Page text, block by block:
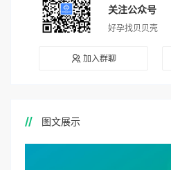
关注公众号
好孕找贝贝壳
加入群聊
图文展示